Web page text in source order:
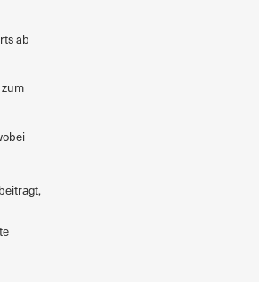
ab